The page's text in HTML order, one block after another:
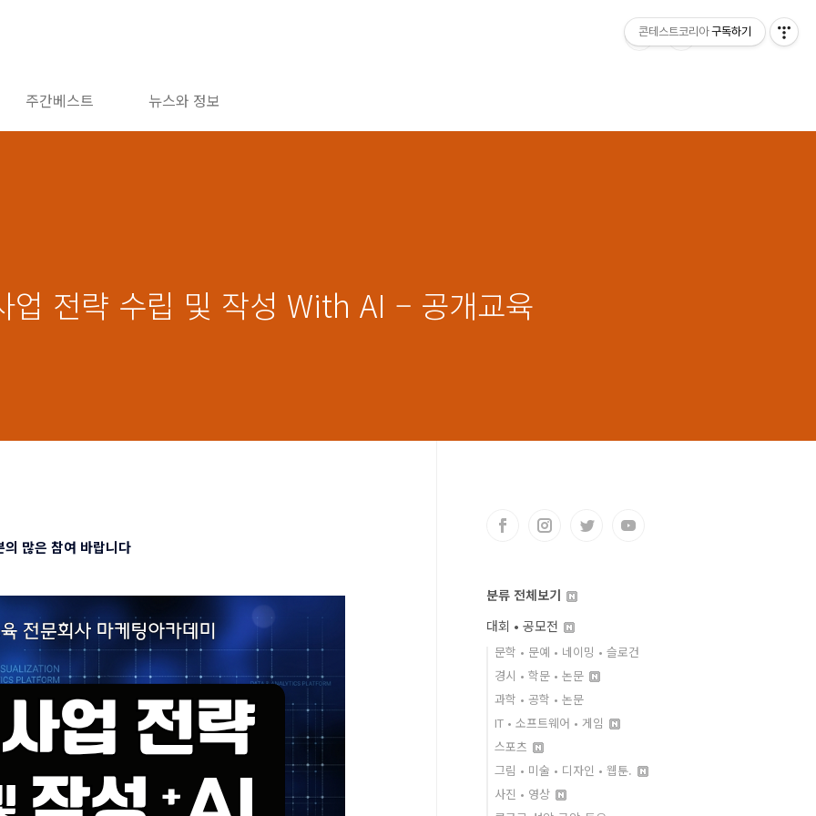
주간베스트 뉴스와 정보
전략 수립 및 작성 With AI – 공개교육
의 많은 참여 바랍니다
분류 전체보기
대회 • 공모전
문학 • 문예 • 네이밍 • 슬로건
경시 • 학문 • 논문
과학 • 공학 • 논문
IT • 소프트웨어 • 게임
스포츠
그림 • 미술 • 디자인 • 웹툰.
사진 • 영상
콘테스트코리아 구독하기